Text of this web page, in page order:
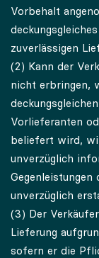
Vorbehalt
zuverlässigen
(2) Kann der
nicht erbringen,
Vorlieferanten
beliefert wird,
unverzüglich
unverzüglich
(3) Der
Lieferung
sofern er die